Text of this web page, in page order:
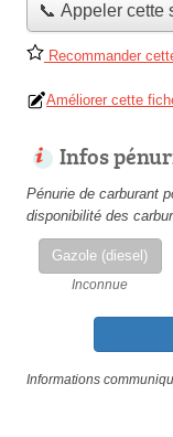
📞 Appeler cette
Recommander
Améliorer cette
Infos
Pénurie de carburant
disponibilité des
Gazole (diesel)
Inconnue
Informations